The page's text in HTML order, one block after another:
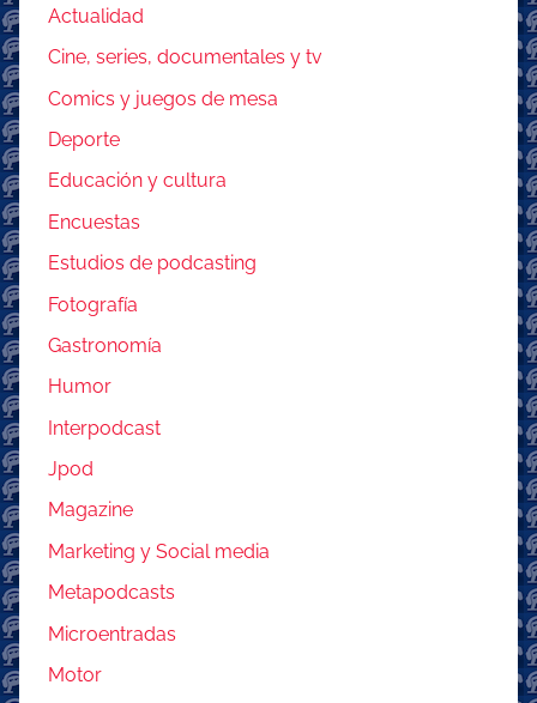
Actualidad
Cine, series, documentales y tv
Comics y juegos de mesa
Deporte
Educación y cultura
Encuestas
Estudios de podcasting
Fotografía
Gastronomía
Humor
Interpodcast
Jpod
Magazine
Marketing y Social media
Metapodcasts
Microentradas
Motor